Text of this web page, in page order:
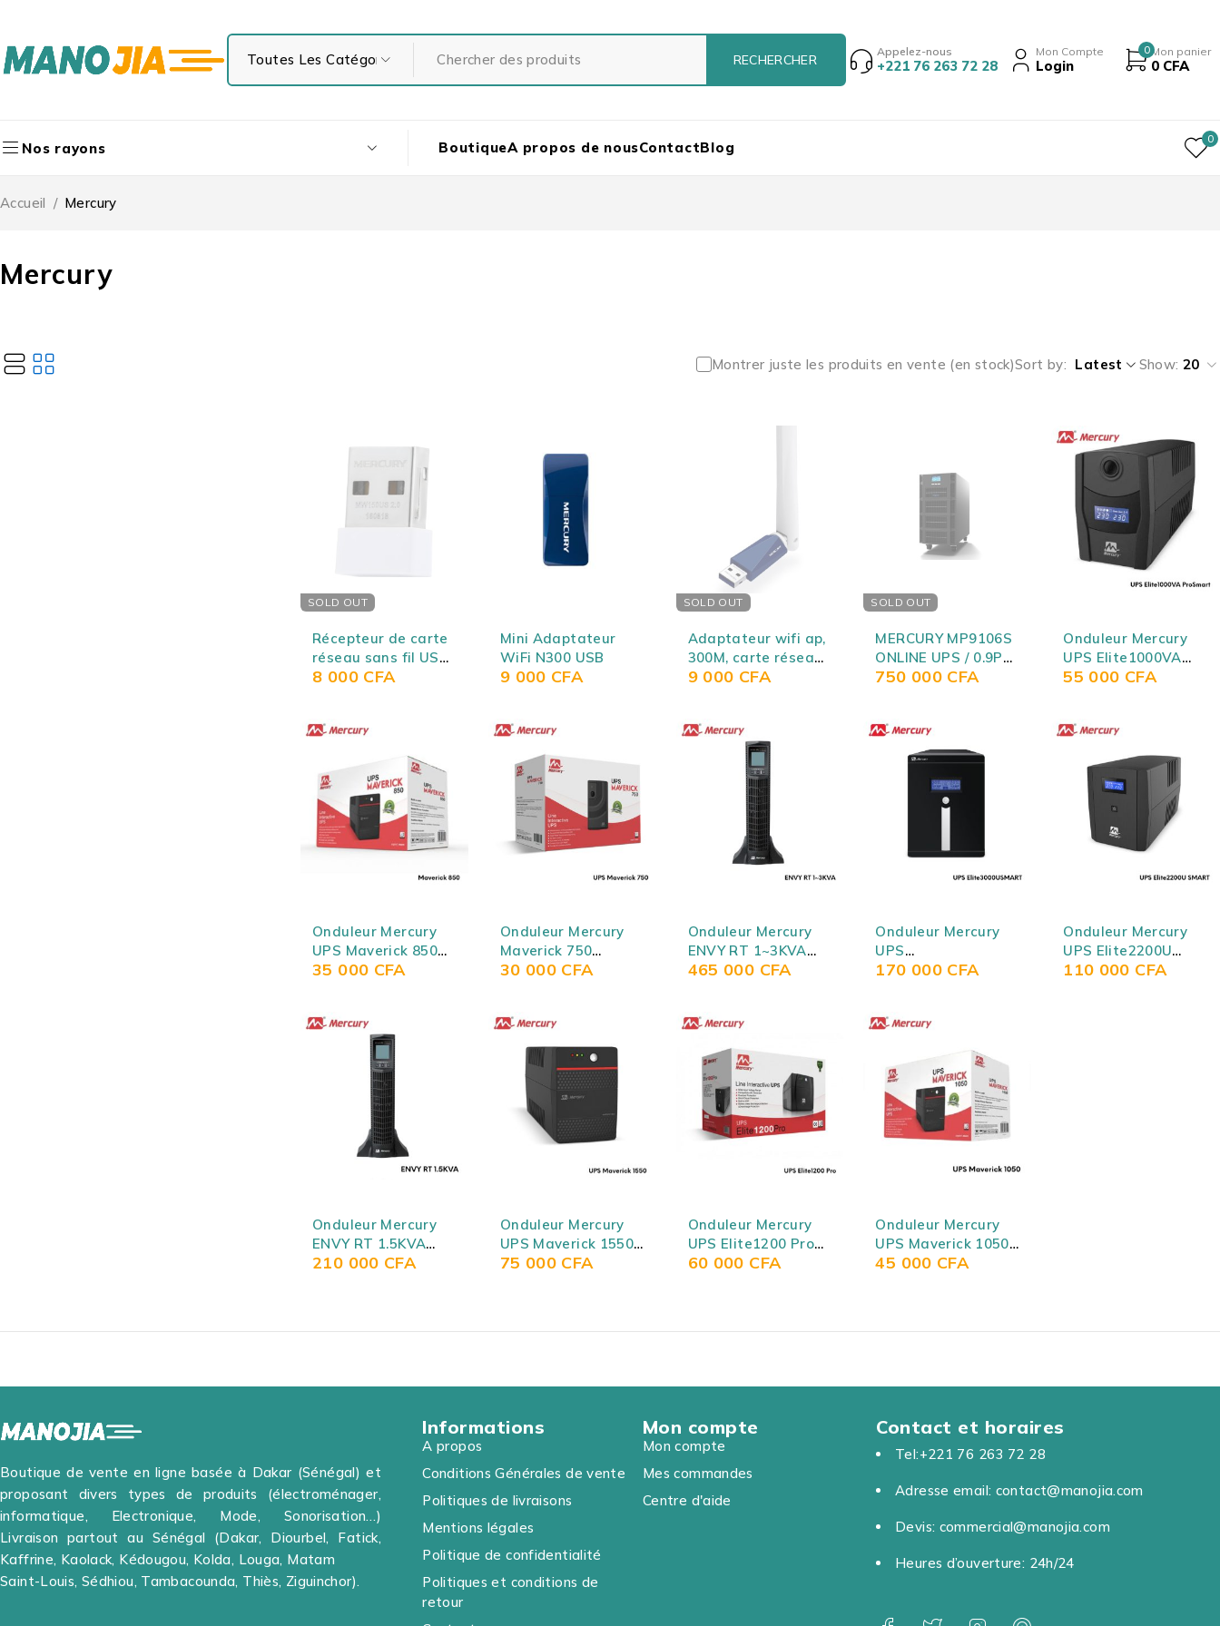
Appelez-nous
+221 76 263 72 28
Mon Compte
Login
0 Mon panier
0 CFA
Nos rayons BoutiqueA propos de nousContactBlog 0
Mercury
Accueil / Mercury
Montrer juste les produits en vente (en stock)Sort by Latest Show: 20
SOLD OUT
Récepteur de carte
réseau sans fil USB
adaptateur WiFi
8 000 CFA
Mini Adaptateur
WiFi N300 USB
9 000 CFA
SOLD OUT
Adaptateur wifi ap,
300M, carte réseau
sans fil à gain élevé,
lecteur), usb 11N
simulant AP
9 000 CFA
SOLD OUT
MERCURY MP9106S
ONLINE UPS / 0.9PF /
6KVA/4200W
750 000 CFA
Onduleur Mercury
UPS Elite1000VA
ProSmart (Onduleur
55 000 CFA
Onduleur Mercury
UPS Maverick 850
(Onduleur 850VA)
35 000 CFA
Onduleur Mercury
Maverick 750
(Onduleur 750VA)
30 000 CFA
Onduleur Mercury
ENVY RT 1~3KVA
(Onduleur
465 000 CFA
Onduleur Mercury
UPS
Elite3000USMART
Onduleur 3000VA)
170 000 CFA
Onduleur Mercury
UPS Elite2200U
SMART (Onduleur
110 000 CFA
Onduleur Mercury
ENVY RT 1.5KVA
(Onduleur 1500VA
210 000 CFA
Onduleur Mercury
UPS Maverick 1550
(Onduleur 1500VA)
75 000 CFA
Onduleur Mercury
UPS Elite1200 Pro
(Onduleur interactif
60 000 CFA
Onduleur Mercury
UPS Maverick 1050
(Onduleur 1000VA) -
45 000 CFA
Boutique de vente en ligne basée à Dakar (Sénégal) et
proposant divers types de produits (électroménager,
informatique, Electronique, Mode, Sonorisation…)
Livraison partout au Sénégal (Dakar, Diourbel, Fatick,
Kaffrine, Kaolack, Kédougou, Kolda, Louga, Matam
Saint-Louis, Sédhiou, Tambacounda, Thiès, Ziguinchor).
Informations
A propos
Conditions Générales de vente
Politiques de livraisons
Mentions légales
Politique de confidentialité
Politiques et conditions de
retour
Mon compte
Mon compte
Mes commandes
Centre d'aide
Contact et horaires
Tel:+221 76 263 72 28
Adresse email: contact@manojia.com
Devis: commercial@manojia.com
Heures d’ouverture: 24h/24